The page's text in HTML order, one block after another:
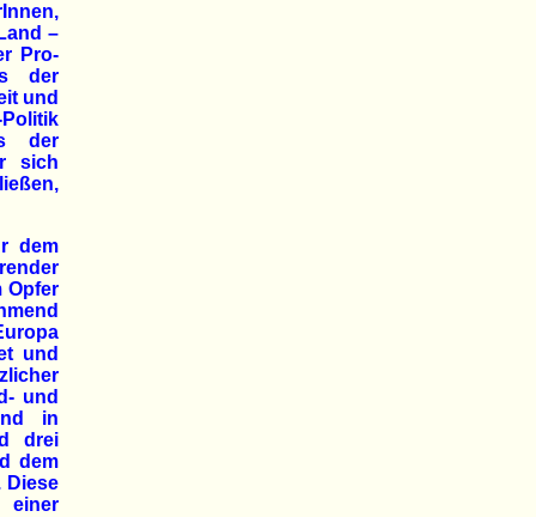
–
Pro-
der
und
der
sich
dem
Opfer
und
und
in
drei
dem
Diese